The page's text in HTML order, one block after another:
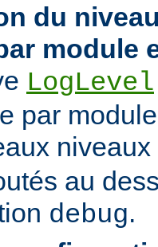
du
module
LogLevel
par
niveaux
au
debug.